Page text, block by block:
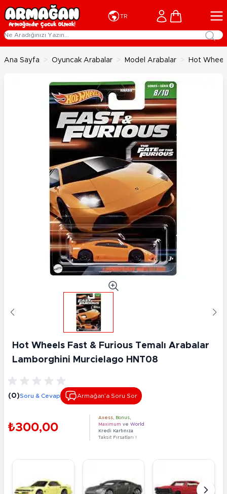
İçeriğe geç
TR Cart
Ana Sayfa > Oyuncak Arabalar > Model Arabalar > Hot
Hot Wheels Fast & Furious Temalı Arabalar
Lamborghini Murcielago HNT08
(0)Soru & Cevap Armağan’a Soru Sor
₺300,00
Axess Bonus
Maximum ve World
Kredi Kartınıza
Taksit Fırsatları !